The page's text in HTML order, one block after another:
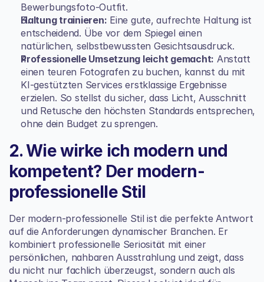
Bewerbungsfoto-Outfit.
Haltung trainieren: Eine gute, aufrechte Haltung ist
entscheidend. Übe vor dem Spiegel einen
natürlichen, selbstbewussten Gesichtsausdruck.
Professionelle Umsetzung leicht gemacht: Anstatt
einen teuren Fotografen zu buchen, kannst du mit
KI-gestützten Services erstklassige Ergebnisse
erzielen. So stellst du sicher, dass Licht, Ausschnitt
und Retusche den höchsten Standards entsprechen,
ohne dein Budget zu sprengen.
2. Wie wirke ich modern und
kompetent? Der modern-
professionelle Stil
Der modern-professionelle Stil ist die perfekte Antwort
auf die Anforderungen dynamischer Branchen. Er
kombiniert professionelle Seriosität mit einer
persönlichen, nahbaren Ausstrahlung und zeigt, dass
du nicht nur fachlich überzeugst, sondern auch als